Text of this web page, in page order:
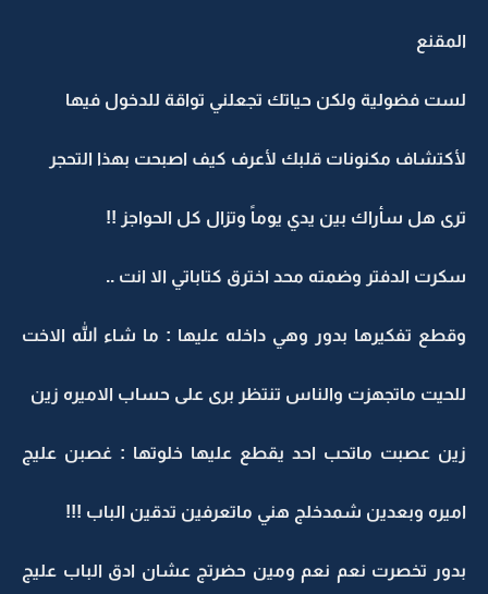
المقنع
لست فضولية ولكن حياتك تجعلني تواقة للدخول فيها
لأكتشاف مكنونات قلبك لأعرف كيف اصبحت بهذا التحجر
ترى هل سأراك بين يدي يوماً وتزال كل الحواجز !!
سكرت الدفتر وضمته محد اخترق كتاباتي الا انت ..
وقطع تفكيرها بدور وهي داخله عليها : ما شاء الله الاخت
للحيت ماتجهزت والناس تنتظر برى على حساب الاميره زين
زين عصبت ماتحب احد يقطع عليها خلوتها : غصبن عليج
اميره وبعدين شمدخلج هني ماتعرفين تدقين الباب !!!
بدور تخصرت نعم نعم ومين حضرتج عشان ادق الباب عليج